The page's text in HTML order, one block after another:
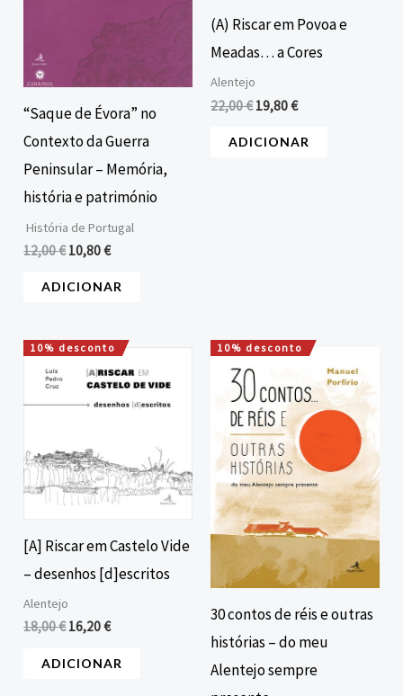
“Saque de Évora” no
Contexto da Guerra
Peninsular – Memória,
história e património
História de Portugal
12,00€ 10,80€
ADICIONAR
(A) Riscar em Povoa e
Meadas… a Cores
Alentejo
22,00€ 19,80€
ADICIONAR
10% desconto
[A] Riscar em Castelo Vide
– desenhos [d]escritos
Alentejo
18,00€
O
preço
original
era:
16,20€
O
preço
atual
é:
ADICIONAR
10% desconto
30 contos de réis e outras
histórias – do meu
Alentejo sempre
O
preço
original
era:
12,00 €.
O
preço
atual
é:
10,80 €.